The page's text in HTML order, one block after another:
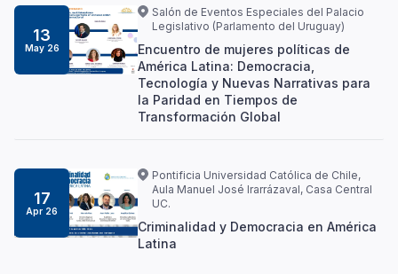
13
May 26
Salón de Eventos Especiales del Palacio
Legislativo (Parlamento del Uruguay)
Encuentro de mujeres políticas de
América Latina: Democracia,
Tecnología y Nuevas Narrativas para
la Paridad en Tiempos de
Transformación Global
17
Apr 26
Pontificia Universidad Católica de Chile,
Aula Manuel José Irarrázaval, Casa Central
UC.
Criminalidad y Democracia en América
Latina